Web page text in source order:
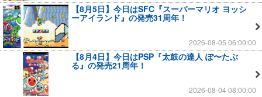
【8月5日】今日はSFC『スーパーマリオ ヨッシ
ーアイランド』の発売31周年！
2026-08-05 06:00:00
【8月4日】今日はPSP『太鼓の達人 ぽ〜たぶ
る』の発売21周年！
2026-08-04 08:00:00